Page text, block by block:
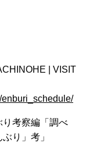
| VISIT
り考察編「調べ
り」考」